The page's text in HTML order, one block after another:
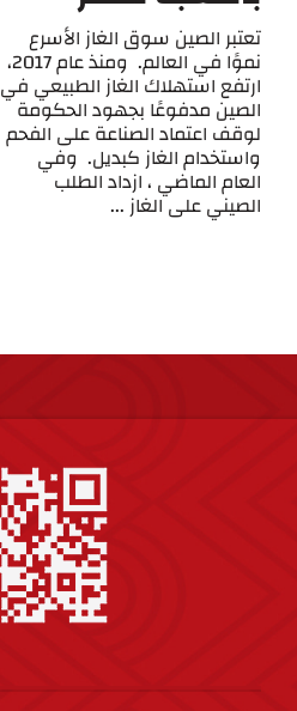
تعتبر الصين سوق الغاز الأسرع
نموًا في العالم. ومنذ عام 2017،
ارتفع استهلاك الغاز الطبيعي في
الصين مدفوعًا بجهود الحكومة
لوقف اعتماد الصناعة على الفحم
واستخدام الغاز كبديل. وفي
العام الماضي ، ازداد الطلب
الصيني على الغاز ...